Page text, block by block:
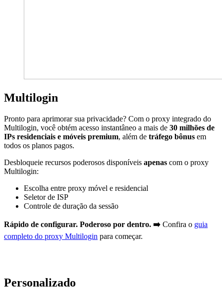
Multilogin
Pronto para aprimorar sua privacidade? Com o proxy integrado do
Multilogin, você obtém acesso instantâneo a mais de 30 milhões de
IPs residenciais e móveis premium, além de tráfego bônus em
todos os planos pagos.
Desbloqueie recursos poderosos disponíveis apenas com o proxy
Multilogin:
Escolha entre proxy móvel e residencial
Seletor de ISP
Controle de duração da sessão
Rápido de configurar. Poderoso por dentro. ➡️ Confira o guia
completo do proxy Multilogin para começar.
Personalizado